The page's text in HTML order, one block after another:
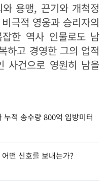
용맹, 끈기와 개척정
극적 영웅과 승리자의
한 역사 인물로도 남
하고 경영한 그의 업적
사건으로 영원히 남을
적 송수량 800억 입방미터
떤 신호를 보내는가?